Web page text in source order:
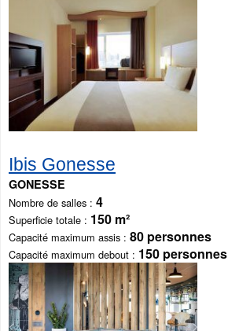
Ibis Gonesse
GONESSE
Nombre de salles 4
Superficie totale 150 m²
Capacité maximum assis 80 personnes
Capacité maximum debout 150 personnes